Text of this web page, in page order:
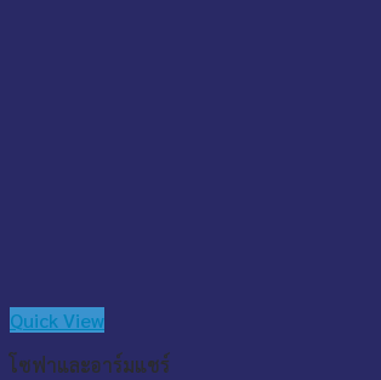
Quick View
โซฟาและอาร์มแชร์